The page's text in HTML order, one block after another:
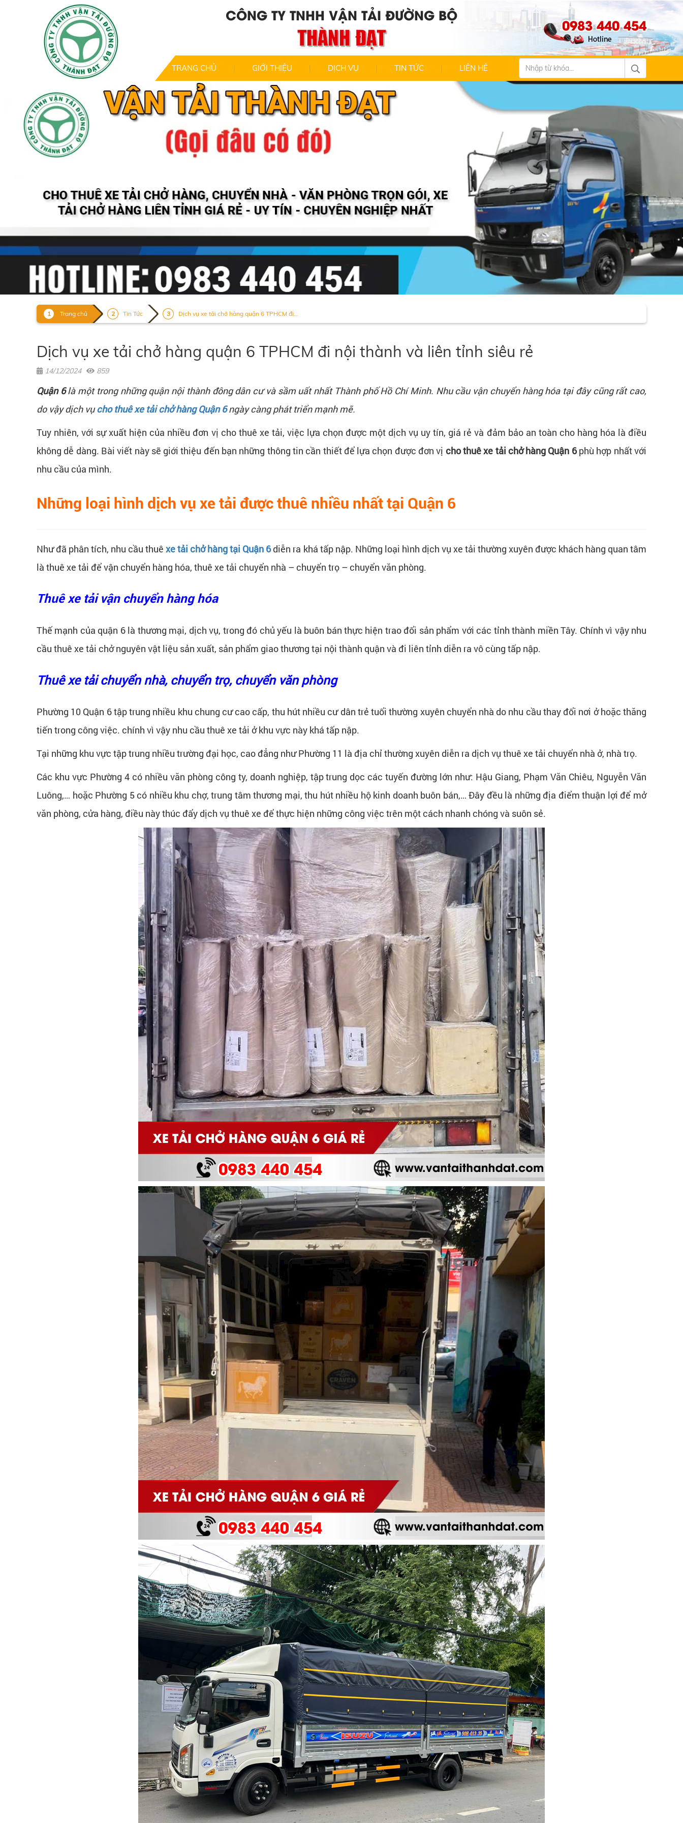
CÔNG TY TNHH VẬN TẢI ĐƯỜNG BỘ
THÀNH ĐẠT 0983 440 454
TRANG CHỦ GIỚI THIỆU DỊCH VỤ TIN TỨC LIÊN HỆ
Trang chủ Tin Tức Dịch vụ xe tải chở hàng quận 6 TPHCM đi...
Dịch vụ xe tải chở hàng quận 6 TPHCM đi nội thành và liên tỉnh siêu rẻ
14/12/2024 859
Quận 6là một trong những quận nội thành đông dân cư và sầm uất nhất Thành phố Hồ Chí Minh. Nhu cầu vận chuyển hàng hóa tại đây cũng rất cao,
do vậy dịch vụcho thuê xe tải chở hàng Quận 6 ngày càng phát triển mạnh mẽ.
Tuy nhiên, với sự xuất hiện của nhiều đơn vị cho thuê xe tải, việc lựa chọn được một dịch vụ uy tín, giá rẻ và đảm bảo an toàn cho hàng hóa là điều
không dễ dàng. Bài viết này sẽ giới thiệu đến bạn những thông tin cần thiết để lựa chọn được đơn vị cho thuê xe tải chở hàng Quận 6phù hợp nhất với
nhu cầu của mình.
Những loại hình dịch vụ xe tải được thuê nhiều nhất tại Quận 6
Như đã phân tích, nhu cầu thuêxe tải chở hàng tại Quận 6diễn ra khá tấp nập. Những loại hình dịch vụ xe tải thường xuyên được khách hàng quan tâm
là thuê xe tải để vận chuyển hàng hóa, thuê xe tải chuyển nhà – chuyển trọ – chuyển văn phòng.
Thuê xe tải vận chuyển hàng hóa
Thế mạnh của quận 6 là thương mại, dịch vụ, trong đó chủ yếu là buôn bán thực hiện trao đổi sản phẩm với các tỉnh thành miền Tây. Chính vì vậy nhu
cầu thuê xe tải chở nguyên vật liệu sản xuất, sản phẩm giao thương tại nội thành quận và đi liên tỉnh diễn ra vô cùng tấp nập.
Thuê xe tải chuyển nhà, chuyển trọ, chuyển văn phòng
Phường 10 Quận 6 tập trung nhiều khu chung cư cao cấp, thu hút nhiều cư dân trẻ tuổi thường xuyên chuyển nhà do nhu cầu thay đổi nơi ở hoặc thăng
tiến trong công việc. chính vì vậy nhu cầu thuê xe tải ở khu vực này khá tấp nập.
Tại những khu vực tập trung nhiều trường đại học, cao đẳng như Phường 11 là địa chỉ thường xuyên diễn ra dịch vụ thuê xe tải chuyển nhà ở, nhà trọ.
Các khu vực Phường 4 có nhiều văn phòng công ty, doanh nghiệp, tập trung dọc các tuyến đường lớn như: Hậu Giang, Phạm Văn Chiêu, Nguyễn Văn
Luông,… hoặc Phường 5 có nhiều khu chợ, trung tâm thương mại, thu hút nhiều hộ kinh doanh buôn bán,… Đây đều là những địa điểm thuận lợi để mở
văn phòng, cửa hàng, điều này thúc đẩy dịch vụ thuê xe để thực hiện những công việc trên một cách nhanh chóng và suôn sẻ.